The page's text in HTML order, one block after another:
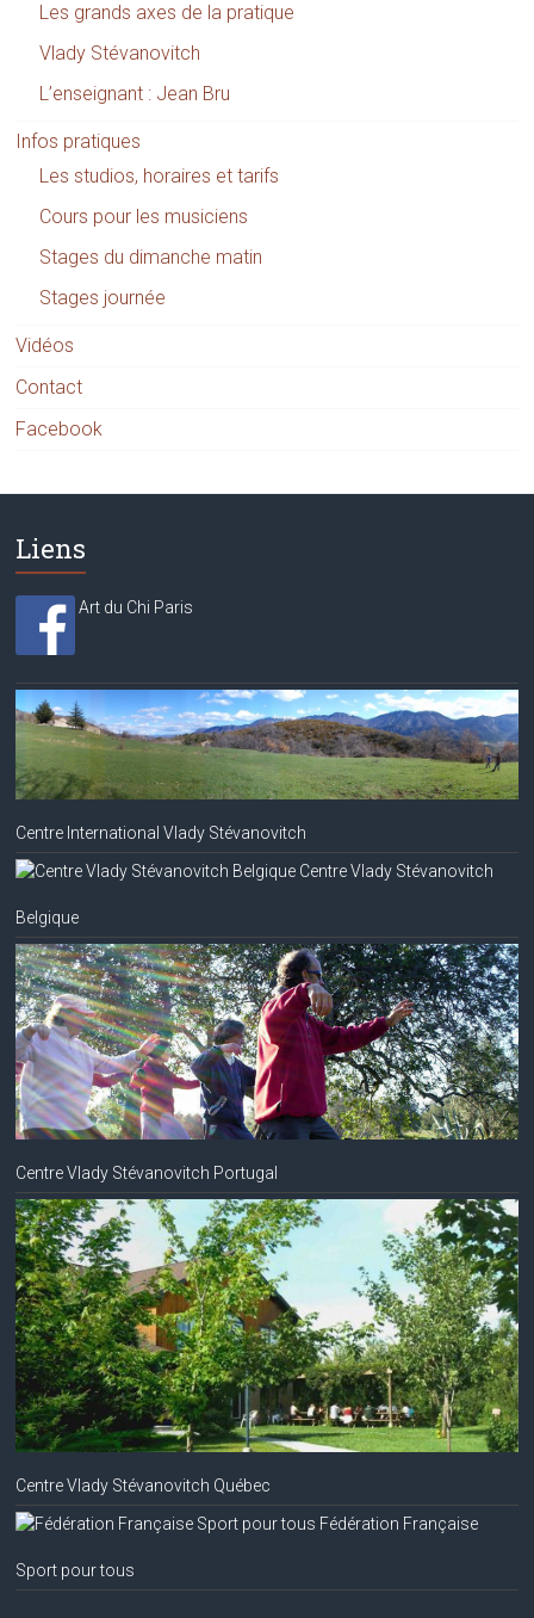
Les grands axes de la pratique
Vlady Stévanovitch
L’enseignant : Jean Bru
Infos pratiques
Les studios, horaires et tarifs
Cours pour les musiciens
Stages du dimanche matin
Stages journée
Vidéos
Contact
Facebook
Liens
Art du Chi Paris
Centre International Vlady Stévanovitch
Centre Vlady Stévanovitch
Belgique
Centre Vlady Stévanovitch Portugal
Centre Vlady Stévanovitch Québec
Fédération Française
Sport pour tous